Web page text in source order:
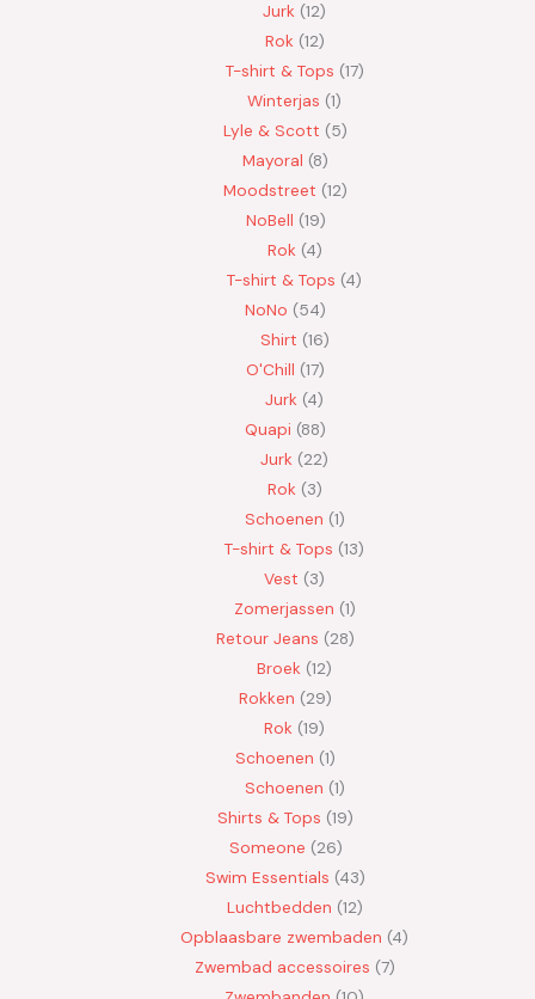
Jurk 12
Rok 12
T-shirt & Tops 17
Winterjas 1
Lyle & Scott
5
Mayoral 8
Moodstreet 12
NoBell 19
Rok 4
T-shirt & Tops 4
NoNo
54
Shirt 16
O'Chill 17
Jurk 4
Quapi 88
Jurk 22
Rok 3
Schoenen 1
T-shirt & Tops 13
Vest
3
Zomerjassen 1
Retour Jeans
28
Broek 12
Rokken
29
Rok 19
Schoenen 1
Schoenen 1
Shirts & Tops 19
Someone 26
Swim Essentials 43
Luchtbedden 12
Opblaasbare zwembaden 4
Zwembad accessoires 7